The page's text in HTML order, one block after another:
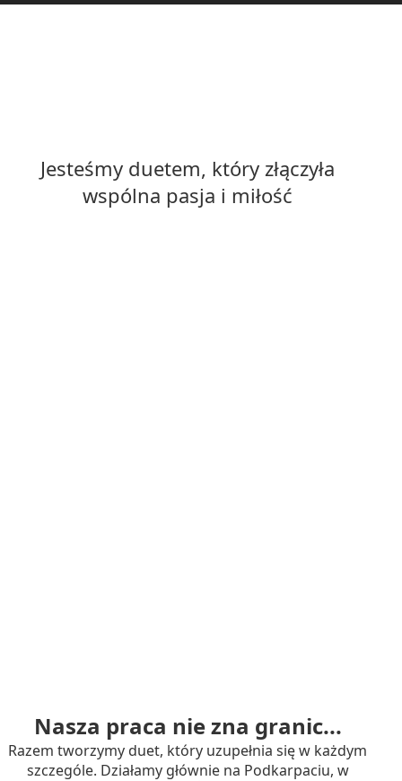
Jesteśmy duetem, który złączyła
wspólna pasja i miłość
Nasza praca nie zna granic...
Razem tworzymy duet, który uzupełnia się w każdym
szczególe. Działamy głównie na Podkarpaciu, w